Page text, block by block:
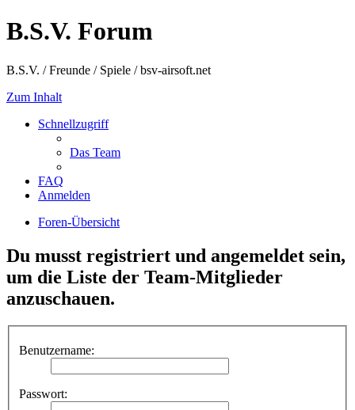
B.S.V. Forum
B.S.V. / Freunde / Spiele / bsv-airsoft.net
Zum Inhalt
Schnellzugriff
Das Team
FAQ
Anmelden
Foren-Übersicht
Du musst registriert und angemeldet sein,
um die Liste der Team-Mitglieder
anzuschauen.
Benutzername:
Passwort: